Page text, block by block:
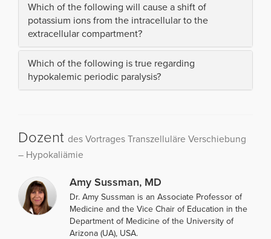
Which of the following will cause a shift of
potassium ions from the intracellular to the
extracellular compartment?
Which of the following is true regarding
hypokalemic periodic paralysis?
Dozent des Vortrages Transzelluläre Verschiebung
– Hypokaliämie
Amy Sussman, MD
Dr. Amy Sussman is an Associate Professor of
Medicine and the Vice Chair of Education in the
Department of Medicine of the University of
Arizona (UA), USA.